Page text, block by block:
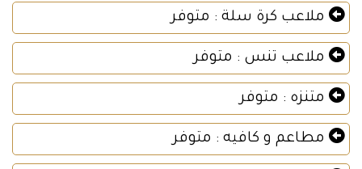
ملاعب كرة سلة : متوفر
ملاعب تنس : متوفر
متنزه : متوفر
مطاعم و كافيه : متوفر